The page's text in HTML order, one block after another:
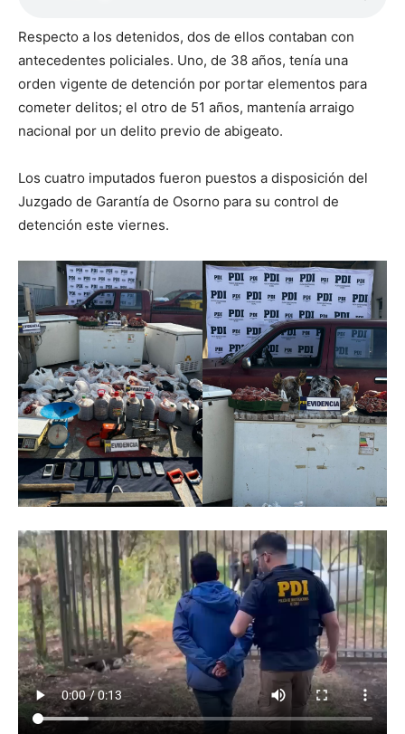
Respecto a los detenidos, dos de ellos contaban con
antecedentes policiales. Uno, de 38 años, tenía una
orden vigente de detención por portar elementos para
cometer delitos; el otro de 51 años, mantenía arraigo
nacional por un delito previo de abigeato.
Los cuatro imputados fueron puestos a disposición del
Juzgado de Garantía de Osorno para su control de
detención este viernes.